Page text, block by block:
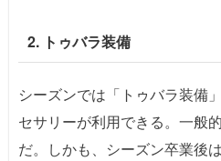
2. トゥバラ装備
シーズンでは「トゥバラ装備
セサリーが利用できる。一般
だ。しかも、シーズン卒業後